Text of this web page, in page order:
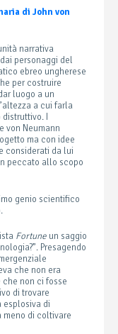
di John von
narrativa
personaggi del
ebreo ungherese
per costruire
luogo a un
a cui farla
I
von Neumann
ma con idee
considerati da lui
peccato allo scopo
genio scientifico
Fortune un saggio
Presagendo
che non era
non ci fosse
di trovare
esplosiva di
meno di coltivare